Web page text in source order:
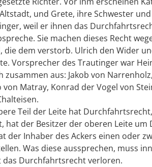
und Grete, ihre Schwester
weil er ihnen das
Sie machen dieses Recht
die dem verstorb. Ulrich den Wider
Vorsprecher des Trautinger war
zusammen aus: Jakob von
Matray, Konrad der Vogel von
Teil der Leite hat
hat der Besitzer der oberen Leite
der Inhaber des Ackers einen oder
Was diese aussprechen, muss
Durchfahrtsrecht verloren.